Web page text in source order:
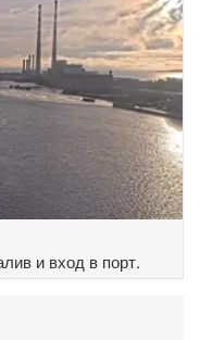
и вход в порт.